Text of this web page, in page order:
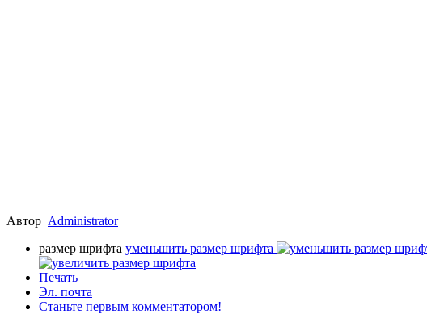
Автор Administrator
размер шрифта уменьшить размер шрифта
Печать
Эл. почта
Станьте первым комментатором!